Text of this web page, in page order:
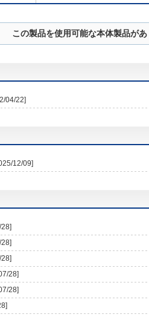
この製品を使用可能な本体製品が
04/22]
12/09]
28]
28]